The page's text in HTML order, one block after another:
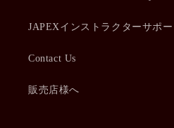
JAPEXインストラクターサポー
Contact Us
販売店様へ